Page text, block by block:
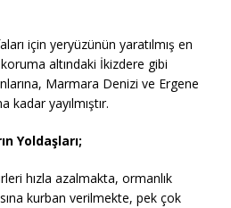
için yeryüzünün yaratılmış en
altındaki İkizdere gibi
Marmara Denizi ve Ergene
kadar yayılmıştır.
Yoldaşları;
hızla azalmakta, ormanlık
kurban verilmekte, pek çok